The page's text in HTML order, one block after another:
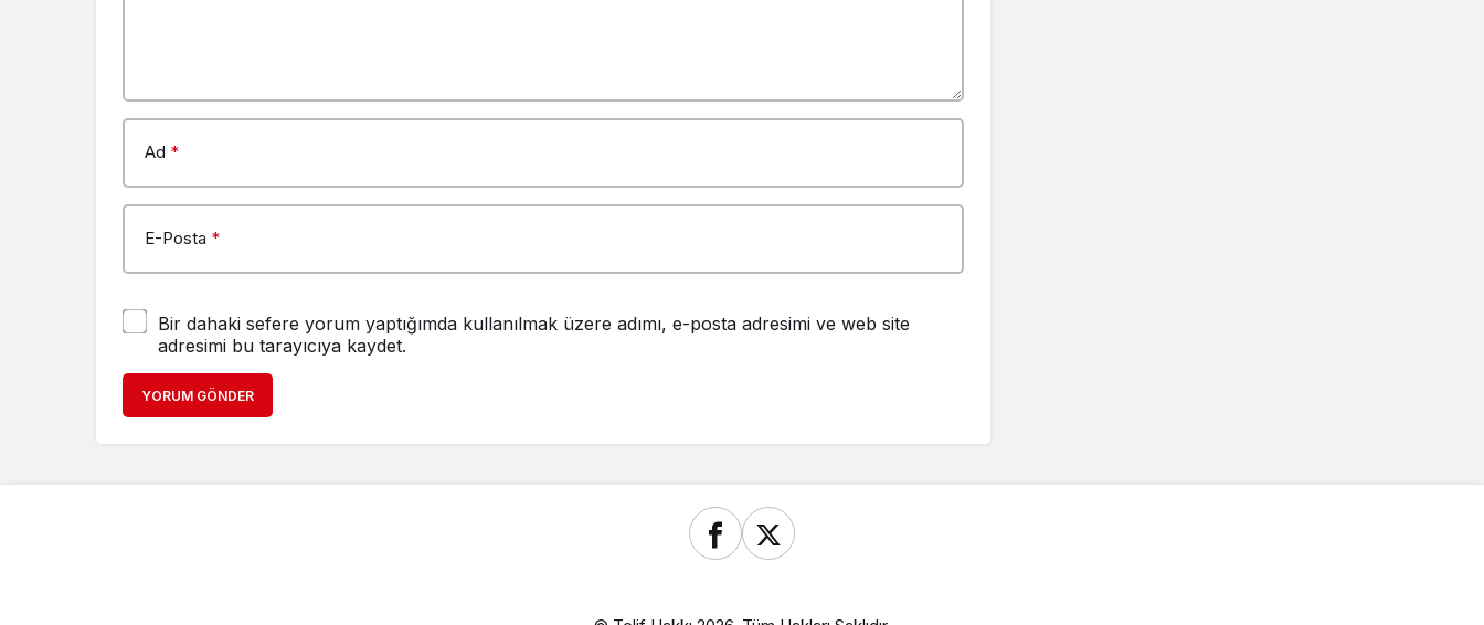
Ad *
E-Posta *
Bir dahaki sefere yorum yaptığımda kullanılmak üzere adımı, e-posta adresimi ve web site
adresimi bu tarayıcıya kaydet.
YORUM GÖNDER